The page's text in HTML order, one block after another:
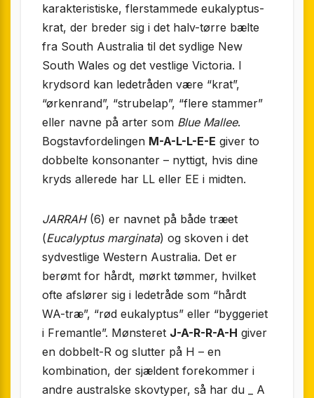
karakteristiske, flerstammede eukalyptus-
krat, der breder sig i det halv-tørre bælte
fra South Australia til det sydlige New
South Wales og det vestlige Victoria. I
krydsord kan ledetråden være “krat”,
“ørkenrand”, “strubelap”, “flere stammer”
eller navne på arter som Blue Mallee.
Bogstavfordelingen M-A-L-L-E-E giver to
dobbelte konsonanter – nyttigt, hvis dine
kryds allerede har LL eller EE i midten.
JARRAH(6) er navnet på både træet
(Eucalyptus marginata) og skoven i det
sydvestlige Western Australia. Det er
berømt for hårdt, mørkt tømmer, hvilket
ofte afslører sig i ledetråde som “hårdt
WA-træ”, “rød eukalyptus” eller “byggeriet
i Fremantle”. Mønsteret J-A-R-R-A-H giver
en dobbelt-R og slutter på H – en
kombination, der sjældent forekommer i
andre australske skovtyper, så har du _ A